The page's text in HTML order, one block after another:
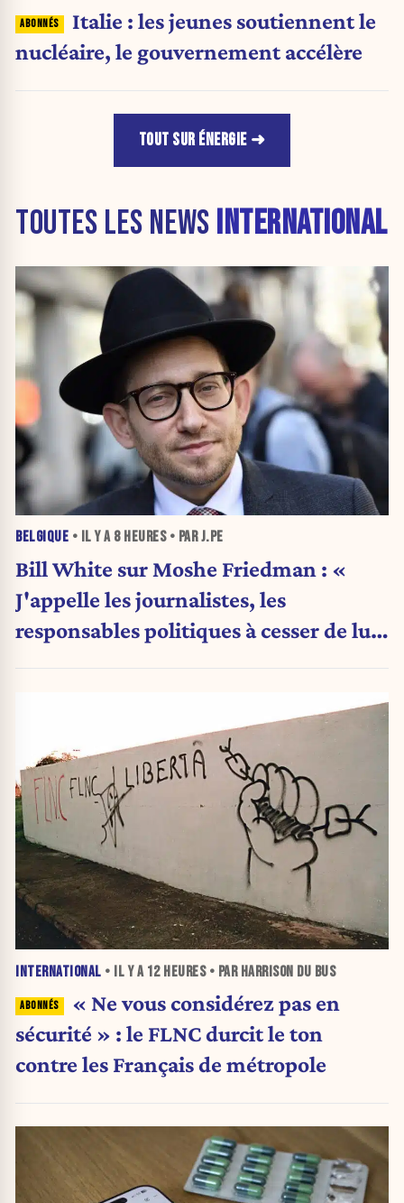
Italie : les jeunes soutiennent le
nucléaire, le gouvernement accélère
TOUT SUR ÉNERGIE
TOUTES LES NEWS INTERNATIONAL
BELGIQUE • IL Y A 8 HEURES• PAR J.PE
Bill White sur Moshe Friedman : «
J'appelle les journalistes, les
responsables politiques à cesser de lui
INTERNATIONAL • IL Y A 12 HEURES• PAR HARRISON DU BUS
« Ne vous considérez pas en
sécurité » : le FLNC durcit le ton
contre les Français de métropole